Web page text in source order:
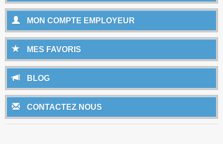
MON COMPTE EMPLOYEUR
MES FAVORIS
BLOG
CONTACTEZ NOUS